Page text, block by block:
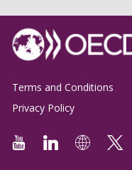
Terms and Conditions
Privacy Policy